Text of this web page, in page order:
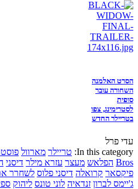
הסרט האלמנה
השחורה עובר
סופית
לסטרימינג, צפו
בטריילר החדש
עדי פרל
In this category: טריילר מארוול
Bros הפלאש מעצר עזרא מילר דיסני
פיקסאר קרואלה דיסני פלוס לשחרר
ג'יימס לברון זנדאיה לוני טונס ליהוק